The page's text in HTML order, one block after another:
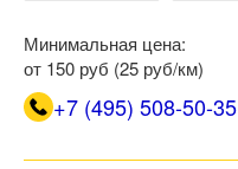
Минимальная цена:
от 150 руб (25 руб/км)
+7 (495) 508-50-35